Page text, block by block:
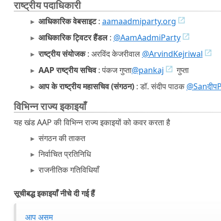
राष्ट्रीय पदाधिकारी
आधिकारिक वेबसाइट: aamaadmiparty.org
आधिकारिक ट्विटर हैंडल: @AamAadmiParty
राष्ट्रीय संयोजक: अरविंद केजरीवाल @ArvindKejriwal
AAP राष्ट्रीय सचिव: पंकज गुप्ता@pankaj
गुप्ता
आप के राष्ट्रीय महासचिव (संगठन): डॉ. संदीप पाठक
विभिन्न राज्य इकाइयाँ
यह खंड AAP की विभिन्न राज्य इकाइयों को कवर करता है
संगठन की ताकत
निर्वाचित प्रतिनिधि
राजनीतिक गतिविधियाँ
सूचीबद्ध इकाइयाँ नीचे दी गई हैं
आप असम